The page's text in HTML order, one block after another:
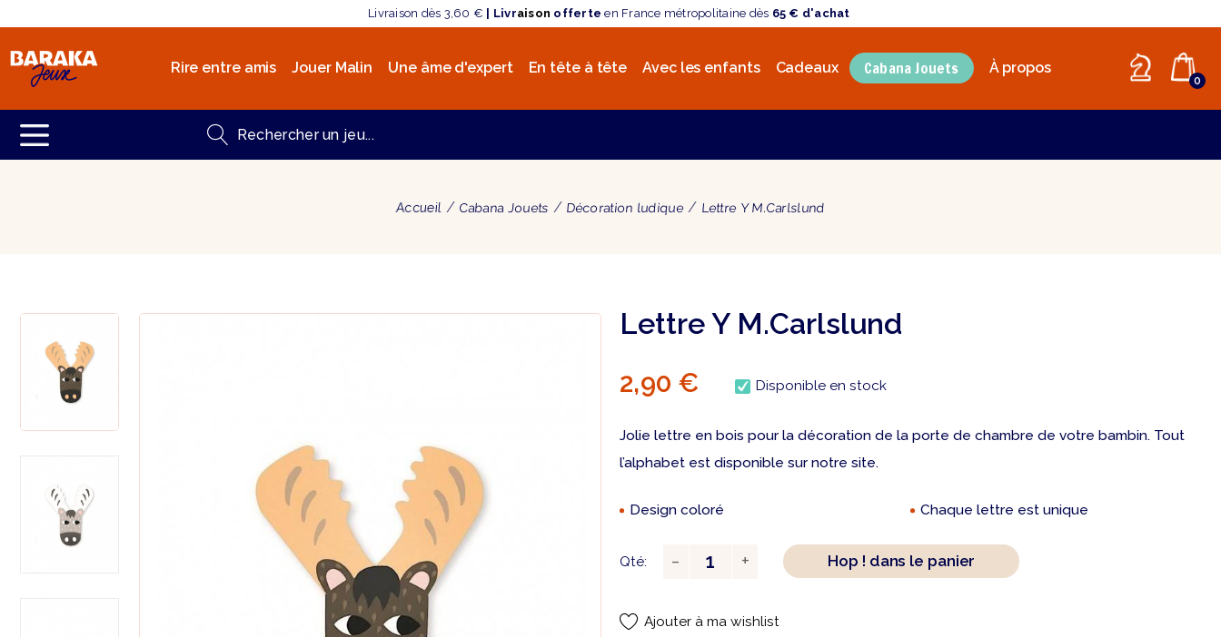
Livraison dès 3,60 € | Livraison offerte en France métropolitaine dès 65 € d'achat
Rire entre amis Jouer Malin Une âme d'expert En tête à tête Avec les enfants Cadeaux Cabana Jouets À propos
0
Accueil Cabana Jouets Décoration ludique Lettre Y M.Carlslund
Lettre Y M.Carlslund
2,90 € Disponible en stock
Jolie lettre en bois pour la décoration de la porte de chambre de votre bambin. Tout
l’alphabet est disponible sur notre site.
Design coloré Chaque lettre est unique
Qté: Hop ! dans le panier
Ajouter à ma wishlist